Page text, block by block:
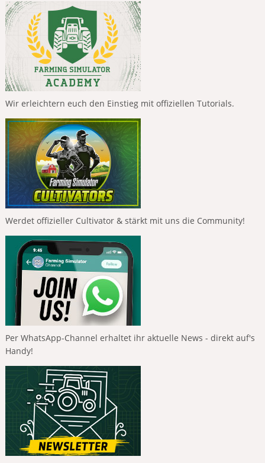
Wir erleichtern euch den Einstieg mit offiziellen Tutorials.
Werdet offizieller Cultivator & stärkt mit uns die Community!
Per WhatsApp-Channel erhaltet ihr aktuelle News - direkt auf's
Handy!